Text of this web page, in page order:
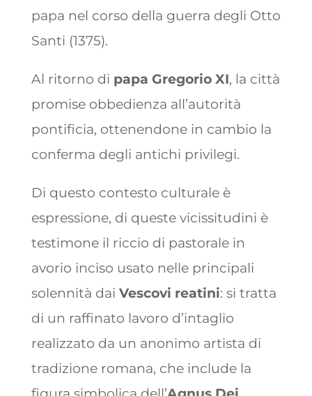
papa nel corso della guerra degli Otto
Santi (1375).
Al ritorno di papa Gregorio XI, la città
promise obbedienza all’autorità
pontificia, ottenendone in cambio la
conferma degli antichi privilegi.
Di questo contesto culturale è
espressione, di queste vicissitudini è
testimone il riccio di pastorale in
avorio inciso usato nelle principali
solennità dai Vescovi reatini: si tratta
di un raffinato lavoro d’intaglio
realizzato da un anonimo artista di
tradizione romana, che include la